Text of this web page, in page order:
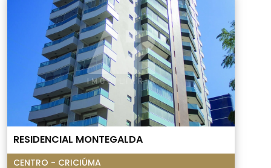
RESIDENCIAL MONTEGALDA
CENTRO - CRICIÚMA